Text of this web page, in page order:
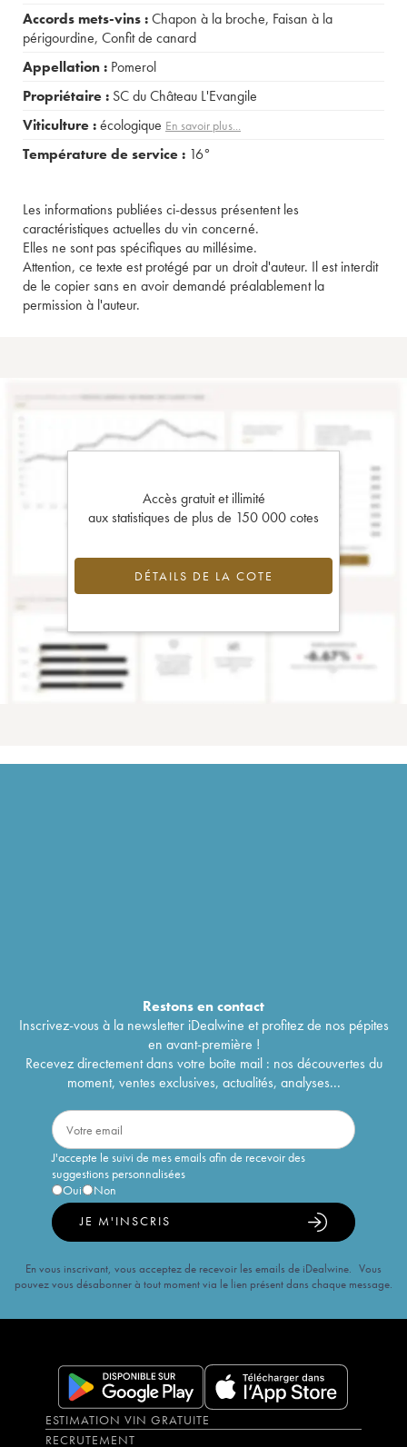
Accords mets-vins :Chapon à la broche, Faisan à la
périgourdine, Confit de canard
Appellation : Pomerol
Propriétaire : SC du Château L'Evangile
Viticulture :écologique En savoir plus...
Température de service : 16°
Les informations publiées ci-dessus présentent les
caractéristiques actuelles du vin concerné.
Elles ne sont pas spécifiques au millésime.
Attention, ce texte est protégé par un droit d'auteur. Il est interdit
de le copier sans en avoir demandé préalablement la
permission à l'auteur.
Accès gratuit et illimité
aux statistiques de plus de 150 000 cotes
DÉTAILS DE LA COTE
Restons encontact
Inscrivez-vous à la newsletter iDealwine et profitez de nos pépites
en avant-première !
Recevez directement dans votre boîte mail : nos découvertes du
moment, ventes exclusives, actualités, analyses...
J'accepte le suivi de mes emails afin de recevoir des
suggestions personnalisées
Oui
Non
JE M'INSCRIS
En vous inscrivant, vous acceptez de recevoir les emails de iDealwine. Vous
pouvez vous désabonner à tout moment via le lien présent dans chaque message.
ESTIMATION VIN GRATUITE
RECRUTEMENT